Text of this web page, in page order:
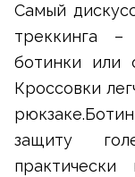
Самый
треккинга
ботинки или
Кроссовки
защиту
практически